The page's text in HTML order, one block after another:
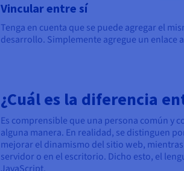
Vincular entre sí
Tenga en cuenta que se puede agregar el
desarrollo. Simplemente agregue un enlace
¿Cuál es la diferencia
Es comprensible que una persona común y
alguna manera. En realidad, se distinguen
mejorar el dinamismo del sitio web,
servidor o en el escritorio. Dicho esto, el